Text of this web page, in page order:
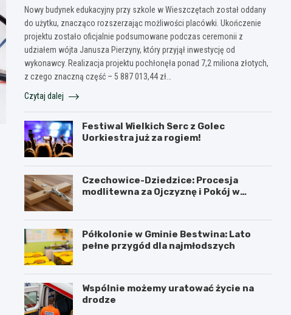
Nowy budynek edukacyjny przy szkole w Wieszczętach został oddany
do użytku, znacząco rozszerzając możliwości placówki. Ukończenie
projektu zostało oficjalnie podsumowane podczas ceremonii z
udziałem wójta Janusza Pierzyny, który przyjął inwestycję od
wykonawcy. Realizacja projektu pochłonęła ponad 7,2 miliona złotych,
z czego znaczną część – 5 887 013,44 zł…
Czytaj dalej
Festiwal Wielkich Serc z Golec
Uorkiestra już za rogiem!
Czechowice-Dziedzice: Procesja
modlitewna za Ojczyznę i Pokój w
Półkolonie w Gminie Bestwina: Lato
pełne przygód dla najmłodszych
Wspólnie możemy uratować życie na
drodze